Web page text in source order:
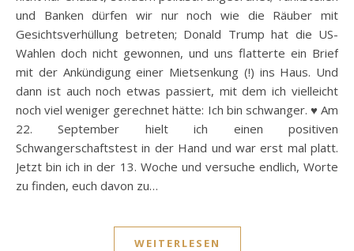
und Banken dürfen wir nur noch wie die Räuber mit
Gesichtsverhüllung betreten; Donald Trump hat die US-
Wahlen doch nicht gewonnen, und uns flatterte ein Brief
mit der Ankündigung einer Mietsenkung (!) ins Haus. Und
dann ist auch noch etwas passiert, mit dem ich vielleicht
noch viel weniger gerechnet hätte: Ich bin schwanger. ♥ Am
22. September hielt ich einen positiven
Schwangerschaftstest in der Hand und war erst mal platt.
Jetzt bin ich in der 13. Woche und versuche endlich, Worte
zu finden, euch davon zu…
WEITERLESEN